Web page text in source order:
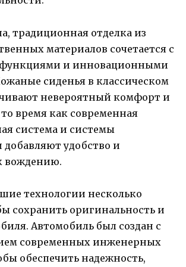
традиционная отделка из
материалов сочетается с
и инновационными
сиденья в классическом
невероятный комфорт и
время как современная
система и системы
добавляют удобство и
вождению.
технологии несколько
сохранить оригинальность и
Автомобиль был создан с
современных инженерных
обеспечить надежность,